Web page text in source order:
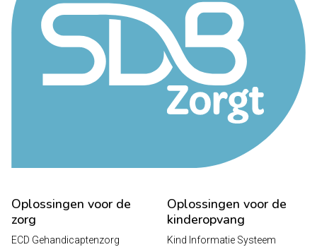
Oplossingen voor de
zorg
ECD Gehandicaptenzorg
Oplossingen voor de
kinderopvang
Kind Informatie Systeem